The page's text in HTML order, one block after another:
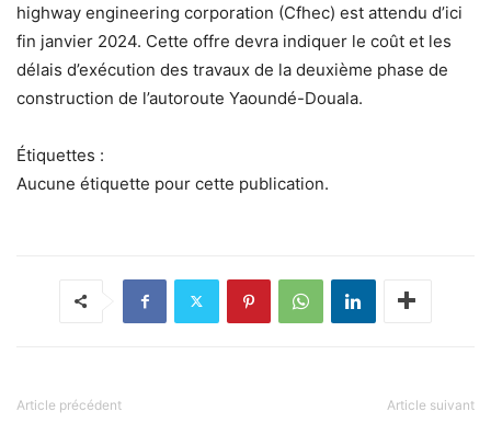
highway engineering corporation (Cfhec) est attendu d’ici
fin janvier 2024. Cette offre devra indiquer le coût et les
délais d’exécution des travaux de la deuxième phase de
construction de l’autoroute Yaoundé-Douala.
Étiquettes :
Aucune étiquette pour cette publication.
Article précédent Article suivant